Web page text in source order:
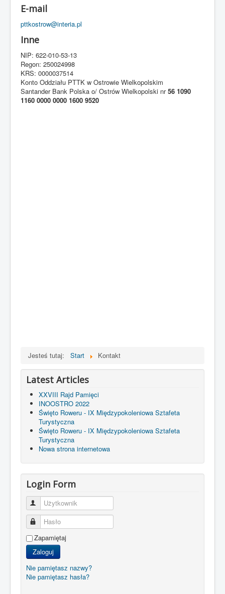
E-mail
pttkostrow@interia.pl
Inne
NIP: 622-010-53-13
Regon: 250024998
KRS: 0000037514
Konto Oddziału PTTK w Ostrowie Wielkopolskim
Santander Bank Polska o/ Ostrów Wielkopolski nr56 1090
1160 0000 0000 1600 9520
Jesteś tutaj: Start Kontakt
Latest Articles
XXVIII Rajd Pamięci
INOOSTRO 2022
Święto Roweru - IX Międzypokoleniowa Sztafeta
Turystyczna
Święto Roweru - IX Międzypokoleniowa Sztafeta
Turystyczna
Nowa strona internetowa
Login Form
Użytkownik
Hasło
Zapamiętaj
Zaloguj
Nie pamiętasz nazwy?
Nie pamiętasz hasła?